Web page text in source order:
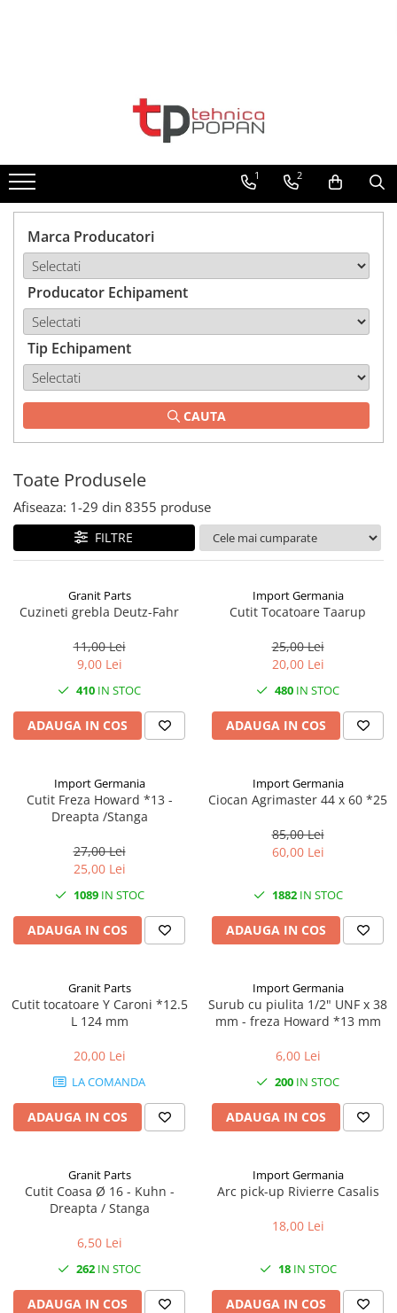
1. Piese & Accesorii Tractoare
1.1. Cabina & Caroserie
1.1.1. Geamuri
1.1.3. Embleme & Abtibilduri
1.1.4. Climatizare si accesorii
1.2. Piese cu Prindere în 3
Puncte si mecanism de ridicare
1.2.1. Prindere in 3 puncte
1.2.2. Mecanism de ridicare -
Tiranti si accesorii
1.3. Scaune & Accesorii
1.3.1. Scaune
tractoare
1.4.1. Pompe hidraulice
1.4.2. Joystick
1.4.3. Distribuitoare
1.4.4. Cilindri si accesorii
1.5.1. Combustibili
1.5.3. Garnituri
1.5.4. Piese de schimb pentru
motor si accesorii
1.5.6. Răcire
1.5.7. Filtre
1.5.9. Chiulasa si supape
1.5.10. Distributie si accesorii
1.6. Electrice
1.6.1. Acumulatori
1.6.2. Alternatoare
1 2
Marca Producatori
Producator Echipament
Tip Echipament
CAUTA
Toate Produsele
Afiseaza: 1-29 din 8355 produse
FILTRE
Granit Parts
Cuzineti grebla Deutz-Fahr
11,00 Lei
9,00 Lei
410 IN STOC
ADAUGA IN COS
Import Germania
Cutit Tocatoare Taarup
25,00 Lei
20,00 Lei
480 IN STOC
ADAUGA IN COS
Import Germania
Cutit Freza Howard *13 -
Dreapta /Stanga
27,00 Lei
25,00 Lei
1089IN STOC
ADAUGA IN COS
Import Germania
Ciocan Agrimaster 44 x 60 *25
85,00 Lei
60,00 Lei
1882IN STOC
ADAUGA IN COS
Granit Parts
Cutit tocatoare Y Caroni *12.5
L 124 mm
20,00 Lei
LA COMANDA
ADAUGA IN COS
Import Germania
Surub cu piulita 1/2" UNF x 38
mm - freza Howard *13 mm
6,00 Lei
200 IN STOC
ADAUGA IN COS
Granit Parts
Cutit Coasa Ø 16 - Kuhn -
Dreapta / Stanga
6,50 Lei
262 IN STOC
ADAUGA IN COS
Import Germania
Arc pick-up Rivierre Casalis
18,00 Lei
18IN STOC
ADAUGA IN COS